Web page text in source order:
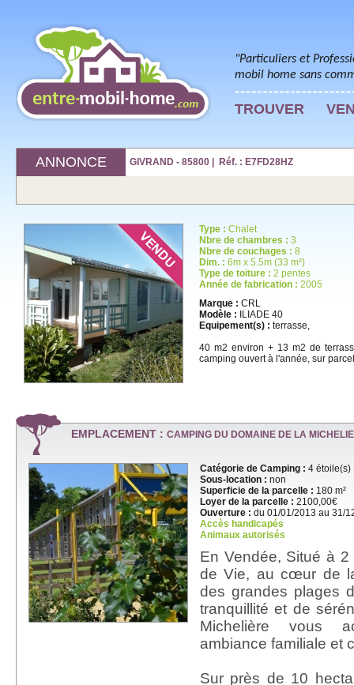
"Particuliers et
mobil home sans
TROUVER
ANNONCE GIVRAND - 85800 | Réf. : E7FD28HZ
Type : Chalet
Nbre de chambres : 3
Nbre de couchages : 8
Dim. : 6m x 5.5m (33 m²)
Type de toiture : 2 pentes
Année de fabrication : 2005
Marque : CRL
Modèle : ILIADE 40
Equipement(s) : terrasse,
40 m2 environ + 13 m2 de
camping ouvert à l'année, sur
EMPLACEMENT : CAMPING DU DOMAINE DE LA
Catégorie de Camping : 4 étoile(s)
Sous-location : non
Superficie de la parcelle : 180 m²
Loyer de la parcelle : 2100,00€
Ouverture : du 01/01/2013 au 31/
Accès handicapés
Animaux autorisés
En Vendée, Situé à
de Vie, au cœur de
des grandes plages
tranquillité et de
Michelière vous
ambiance familiale et
Sur près de 10